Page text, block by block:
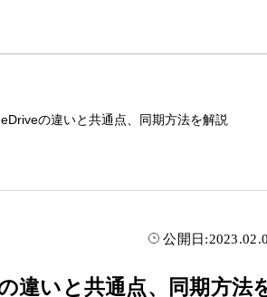
の違いと共通点、同期方法を解説
公開日:
違いと共通点、同期方法